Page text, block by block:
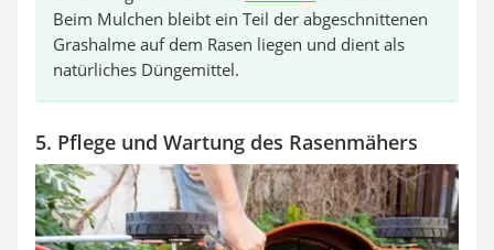
Beim Mulchen bleibt ein Teil der abgeschnittenen
Grashalme auf dem Rasen liegen und dient als
natürliches Düngemittel.
5. Pflege und Wartung des Rasenmähers